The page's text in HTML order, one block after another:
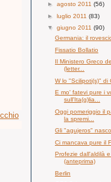
► agosto 2011 (56)
► luglio 2011 (83)
▼ giugno 2011 (90)
Germania: il
Fissatio Bollatio
Il Ministero Greco
(letter...
W lo "Scilipoti(s)" di
E mo' fatevi pure i
sull'Ita(g)lia...
Oggi pomeriggio il
la spremi...
Gli "agujeros"
Ci mancava pure il
Profezie dall'aldilà e
(anteprima)
Berlin